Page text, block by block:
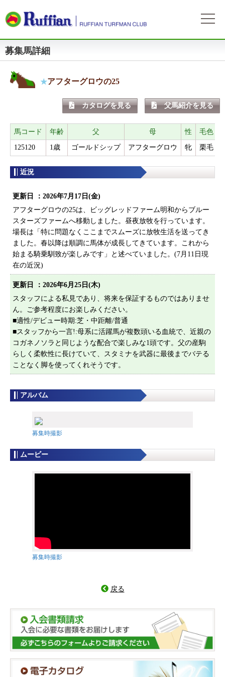
募集馬詳細
アフターグロウの25
カタログを見る 父馬紹介を見る
馬コード 年齢 父 母 性 毛色
125120 1歳 ゴールドシップ アフターグロウ 牝 栗毛
近況
更新日 ： 2026年7月17日(金)
アフターグロウの25は、ビッグレッドファーム明和からブルー
スターズファームへ移動しました。昼夜放牧を行っています。
場長は「特に問題なくここまでスムーズに放牧生活を送ってき
ました。春以降は順調に馬体が成長してきています。これから
始まる騎乗馴致が楽しみです」と述べていました。(7月11日現
在の近況)
更新日 ： 2026年6月25日(木)
スタッフによる私見であり、将来を保証するものではありませ
ん。ご参考程度にお楽しみください。
■適性/デビュー時期:芝・中距離/普通
■スタッフから一言!:母系に活躍馬が複数頭いる血統で、近親の
コガネノソラと同じような配合で楽しみな1頭です。父の産駒
らしく柔軟性に長けていて、スタミナを武器に最後までバテる
ことなく脚を使ってくれそうです。
アルバム
募集時撮影
ムービー
募集時撮影
戻る
会員サービスとイベント
お申込方法
費用と分配等
クラブ規約
募集馬ラインナップ
募集馬情報一覧
出走情報
出走確定
出走結果
所属馬情報
所属馬一覧
リンク集
リンク集
よくある質問
プライバシーポリシー
サイトマップ
ログイン
自動ログイン パスワードをお忘れの方